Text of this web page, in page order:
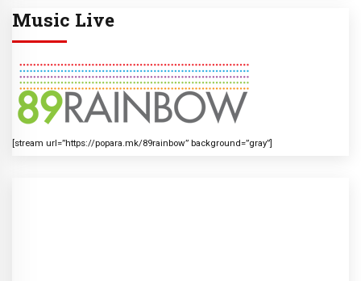
Music Live
[stream url=”https://popara.mk/89rainbow” background=”gray”]